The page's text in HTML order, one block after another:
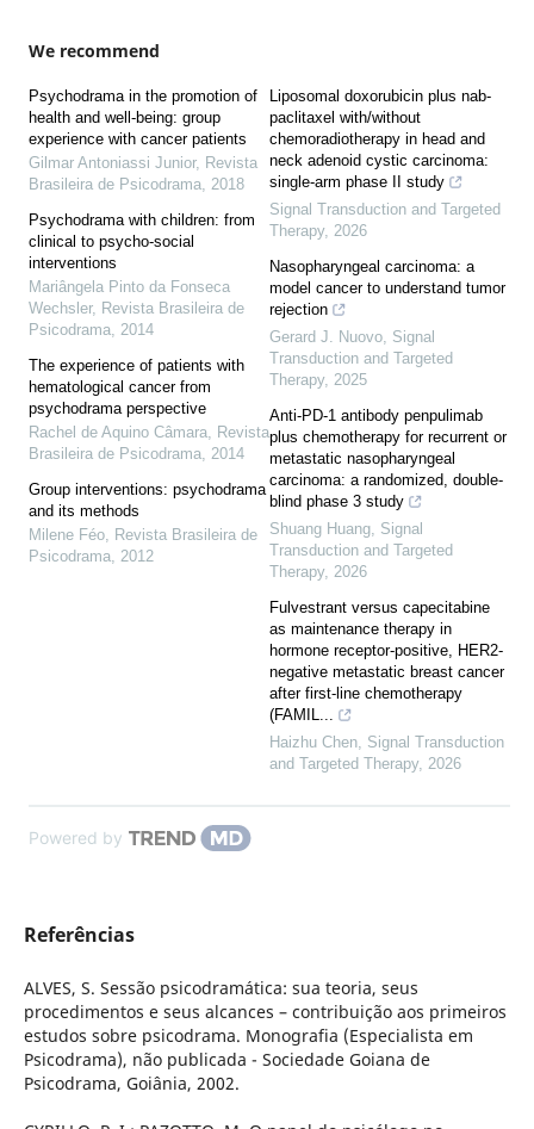
We recommend
Psychodrama in the promotion of
health and well-being: group
experience with cancer patients
Gilmar Antoniassi Junior, Revista
Brasileira de Psicodrama, 2018
Psychodrama with children: from
clinical to psycho-social
interventions
Mariângela Pinto da Fonseca
Wechsler, Revista Brasileira de
Psicodrama, 2014
The experience of patients with
hematological cancer from
psychodrama perspective
Rachel de Aquino Câmara, Revista
Brasileira de Psicodrama, 2014
Group interventions: psychodrama
and its methods
Milene Féo, Revista Brasileira de
Psicodrama, 2012
Liposomal doxorubicin plus nab-
paclitaxel with/without
chemoradiotherapy in head and
neck adenoid cystic carcinoma:
single-arm phase II study
Signal Transduction and Targeted
Therapy, 2026
Nasopharyngeal carcinoma: a
model cancer to understand tumor
rejection
Gerard J. Nuovo, Signal
Transduction and Targeted
Therapy, 2025
Anti-PD-1 antibody penpulimab
plus chemotherapy for recurrent or
metastatic nasopharyngeal
carcinoma: a randomized, double-
blind phase 3 study
Shuang Huang, Signal
Transduction and Targeted
Therapy, 2026
Fulvestrant versus capecitabine
as maintenance therapy in
hormone receptor-positive, HER2-
negative metastatic breast cancer
after first-line chemotherapy
(FAMIL...
Haizhu Chen, Signal Transduction
and Targeted Therapy, 2026
Powered by
Referências
ALVES, S. Sessão psicodramática: sua teoria, seus
procedimentos e seus alcances – contribuição aos primeiros
estudos sobre psicodrama. Monografia (Especialista em
Psicodrama), não publicada - Sociedade Goiana de
Psicodrama, Goiânia, 2002.